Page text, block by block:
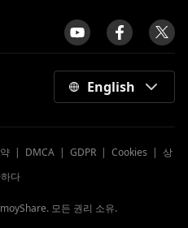
English
| DMCA| GDPR| Cookies | 상
다
모든 권리 소유.